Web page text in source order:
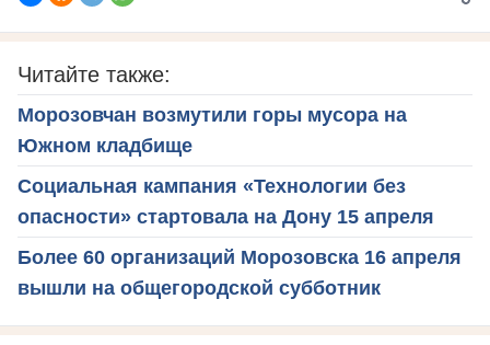
Читайте также:
Морозовчан возмутили горы мусора на
Южном кладбище
Социальная кампания «Технологии без
опасности» стартовала на Дону 15 апреля
Более 60 организаций Морозовска 16 апреля
вышли на общегородской субботник